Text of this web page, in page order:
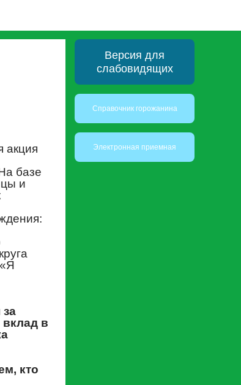
акция
базе
и
в
кто
Версия для
слабовидящих
Справочник горожанина
Электронная приемная